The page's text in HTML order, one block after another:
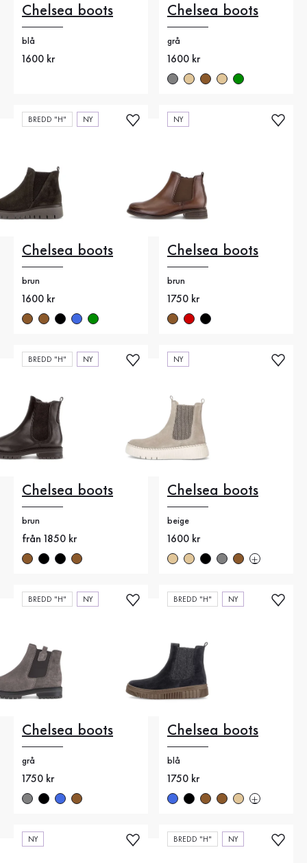
Chelsea boots
blå
Nytt pris
1600 kr
Chelsea boots
grå
Nytt pris
1600 kr
BREDD "H" NY
Chelsea boots
brun
Nytt pris
1600 kr
NY
Chelsea boots
brun
Nytt pris
1750 kr
BREDD "H" NY
Chelsea boots
brun
Nytt pris
från 1850 kr
NY
Chelsea boots
beige
Nytt pris
1600 kr
BREDD "H" NY
Chelsea boots
grå
Nytt pris
1750 kr
BREDD "H" NY
Chelsea boots
blå
Nytt pris
1750 kr
NY BREDD "H" NY